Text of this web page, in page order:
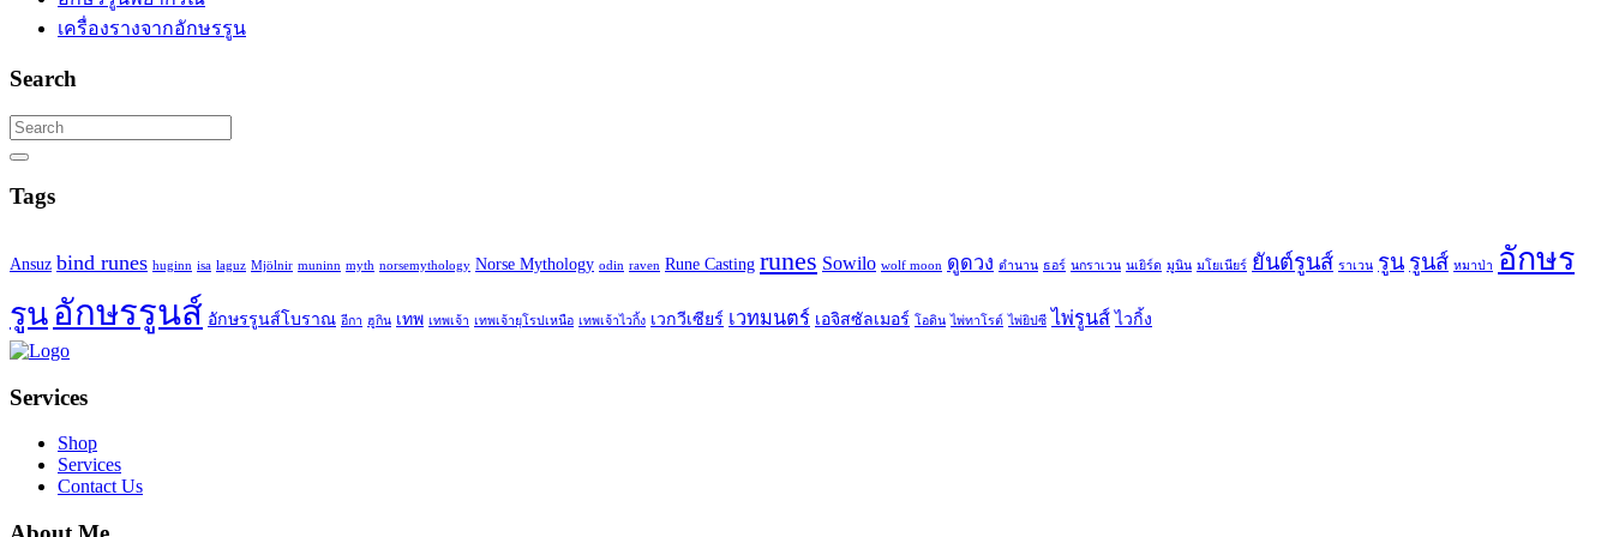
เครื่องรางจากอักษรรูน
Search
Search
for:
Search
Tags
Ansuz bind runes huginn isa laguz Mjölnir muninn myth norsemythology Norse Mythology odin raven Rune Casting runes Sowilo wolf moon ดูดวง ตำนาน ธอร์ นกราเวน นเยิร์ด มูนิน มโยเนียร์ ยันต์รูนส์ ราเวน รูน รูนส์ หมาป่า
อักษร
รูน อักษรรูนส์ อักษรรูนส์โบราณ อีกา ฮูกิน เทพ เทพเจ้า เทพเจ้ายุโรปเหนือ เทพเจ้าไวกิ้ง เวกวีเซียร์ เวทมนตร์ เอจิสซัลเมอร์ โอดิน ไพ่ทาโรต์ ไพ่ยิปซี ไพ่รูนส์ ไวกิ้ง
Services
Shop
Services
Contact Us